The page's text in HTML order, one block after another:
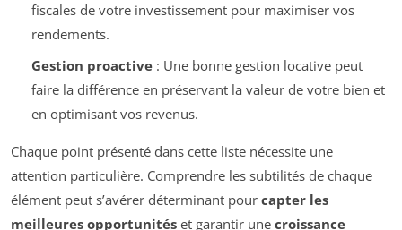
fiscales de votre investissement pour maximiser vos
rendements.
Gestion proactive: Une bonne gestion locative peut
faire la différence en préservant la valeur de votre bien et
en optimisant vos revenus.
Chaque point présenté dans cette liste nécessite une
attention particulière. Comprendre les subtilités de chaque
élément peut s’avérer déterminant pour capter les
meilleures opportunités et garantir une croissance